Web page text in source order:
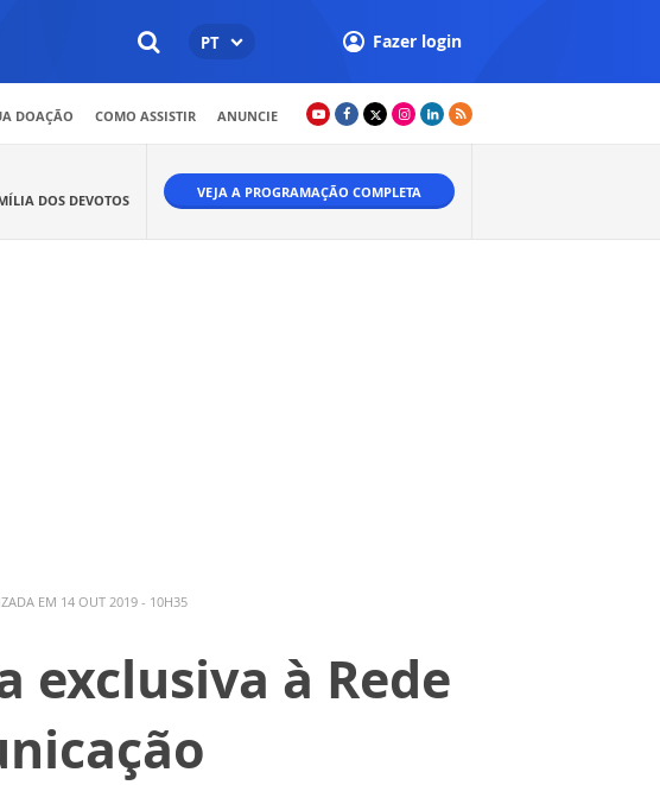
PT Fazer login
DOAÇÃO COMO ASSISTIR ANUNCIE
DOS DEVOTOS VEJA A PROGRAMAÇÃO COMPLETA
EM 14 OUT 2019 - 10H35
exclusiva à Rede